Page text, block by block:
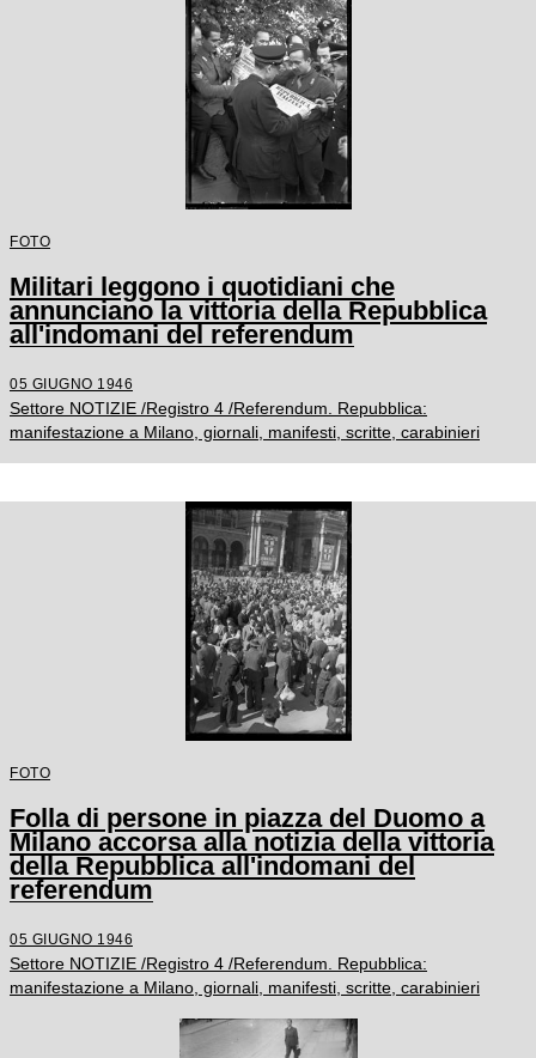
FOTO
Militari leggono i quotidiani che
annunciano la vittoria della Repubblica
all'indomani del referendum
05 GIUGNO 1946
Settore NOTIZIE /Registro 4 /Referendum. Repubblica:
manifestazione a Milano, giornali, manifesti, scritte, carabinieri
FOTO
Folla di persone in piazza del Duomo a
Milano accorsa alla notizia della vittoria
della Repubblica all'indomani del
referendum
05 GIUGNO 1946
Settore NOTIZIE /Registro 4 /Referendum. Repubblica:
manifestazione a Milano, giornali, manifesti, scritte, carabinieri